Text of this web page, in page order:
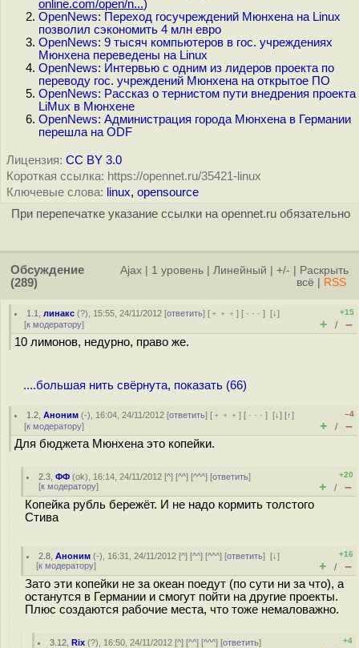
online.com/open/n...)
OpenNews: Переход госучреждений Мюнхена на Linux
позволил сэкономить 4 млн евро
OpenNews: 9 тысяч компьютеров в гос. учреждениях
Мюнхена переведены на Linux
OpenNews: Интервью с одним из лидеров проекта по
переводу гос. учреждений Мюнхена на открытое ПО
OpenNews: Рассказ о тернистом пути внедрения проекта
LiMux в Мюнхене
OpenNews: Администрация города Мюнхена в Германии
перешла на ODF
Лицензия: CC BY 3.0
Короткая ссылка: https://opennet.ru/35421-linux
Ключевые слова: linux, opensource
При перепечатке указание ссылки на opennet.ru обязательно
Обсуждение
(289)
Ajax 1 уровень Линейный +/-
Раскрыть
всё
RSS
1.1 ,линакс (?), 15:55, 24/11/2012 [ответить] [ ﹢﹢﹢] [ · · ·][↓]
[к модератору]
+15
+ / –
10 лимонов, недурно, право же.
....большая нить свёрнута, показать (66)
1.2 ,Аноним (-), 16:04, 24/11/2012 [ответить] [ ﹢﹢﹢] [ · · ·][↓] [↑]
[к модератору]
–4
+ / –
Для бюджета Мюнхена это копейки.
2.3 ,ФФ (ok), 16:14, 24/11/2012 [^] [^^] [^^^] [ответить]
[к модератору]
+20
+ / –
Копейка рубль бережёт. И не надо кормить толстого
Стива
2.8 ,Аноним (-), 16:31, 24/11/2012 [^] [^^] [^^^] [ответить][↓]
[к модератору]
+16
+ / –
Зато эти копейки не за океан поедут (по сути ни за что), а
останутся в Германии и смогут пойти на другие проекты.
Плюс создаются рабочие места, что тоже немаловажно.
3.12 ,Rix (?), 16:50, 24/11/2012 [^] [^^] [^^^] [ответить]
+4